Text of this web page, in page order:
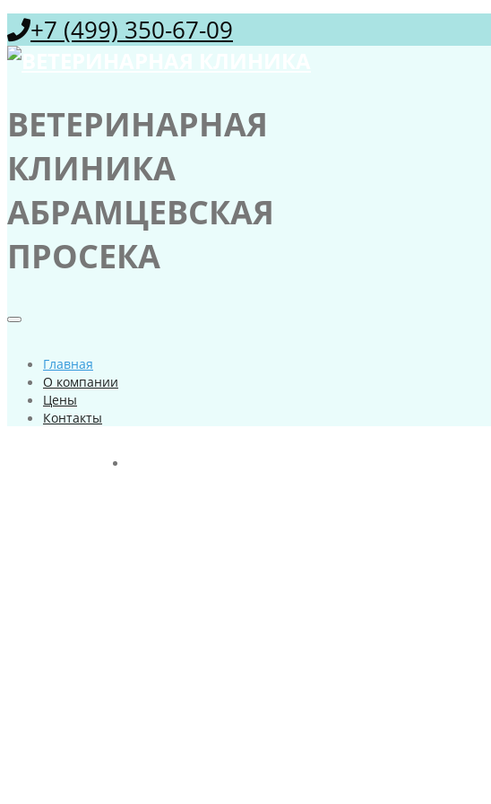
+7 (499) 350-67-09
ВЕТЕРИНАРНАЯ
КЛИНИКА
АБРАМЦЕВСКАЯ
ПРОСЕКА
Главная
О компании
Цены
Контакты